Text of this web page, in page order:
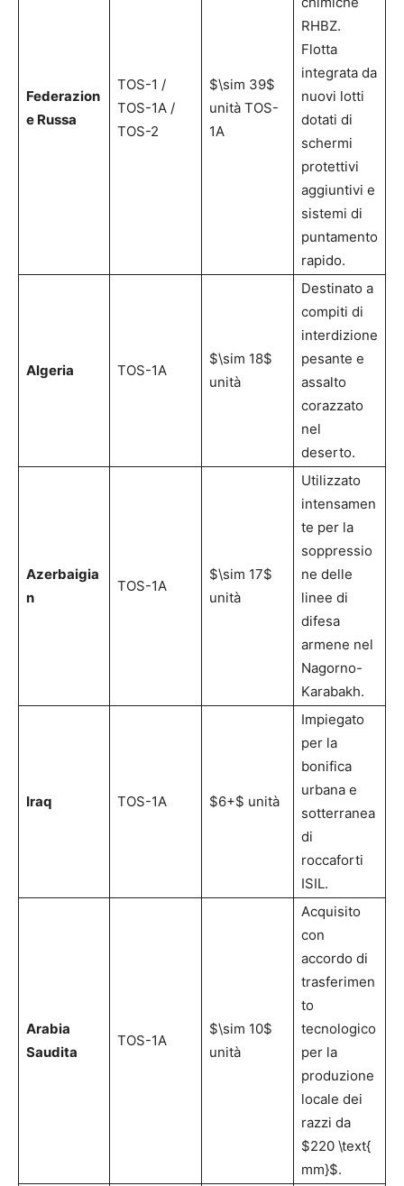
Federazion
e Russa
TOS-1 /
TOS-1A /
TOS-2
$\sim 39$
unità TOS-
1A
RHBZ.
Flotta
integrata da
nuovi lotti
dotati di
schermi
protettivi
aggiuntivi e
sistemi di
puntamento
rapido.
Algeria TOS-1A
$\sim 18$
unità
Destinato a
compiti di
interdizione
pesante e
assalto
corazzato
nel
deserto.
Azerbaigia
n
TOS-1A
$\sim 17$
unità
Utilizzato
intensamen
te per la
soppressio
ne delle
linee di
difesa
armene nel
Nagorno-
Karabakh.
Iraq TOS-1A $6+$ unità
Impiegato
per la
bonifica
urbana e
sotterranea
di
roccaforti
ISIL.
Arabia
Saudita
TOS-1A
$\sim 10$
unità
Acquisito
con
accordo di
trasferimen
to
tecnologico
per la
produzione
locale dei
razzi da
$220 \text{
mm}$.